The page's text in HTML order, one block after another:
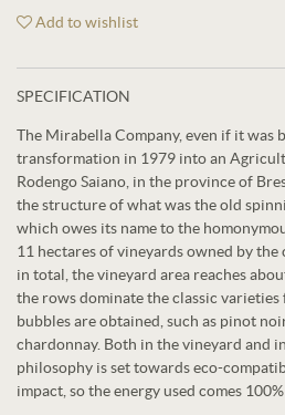
Add to wishlist
SPECIFICATION
The Mirabella Company, even if it was
transformation in 1979 into an
Rodengo Saiano, in the province of
the structure of what was the old
which owes its name to the
11 hectares of vineyards owned by the
in total, the vineyard area reaches
the rows dominate the classic
bubbles are obtained, such as pinot
chardonnay. Both in the vineyard and
philosophy is set towards eco-
impact, so the energy used comes